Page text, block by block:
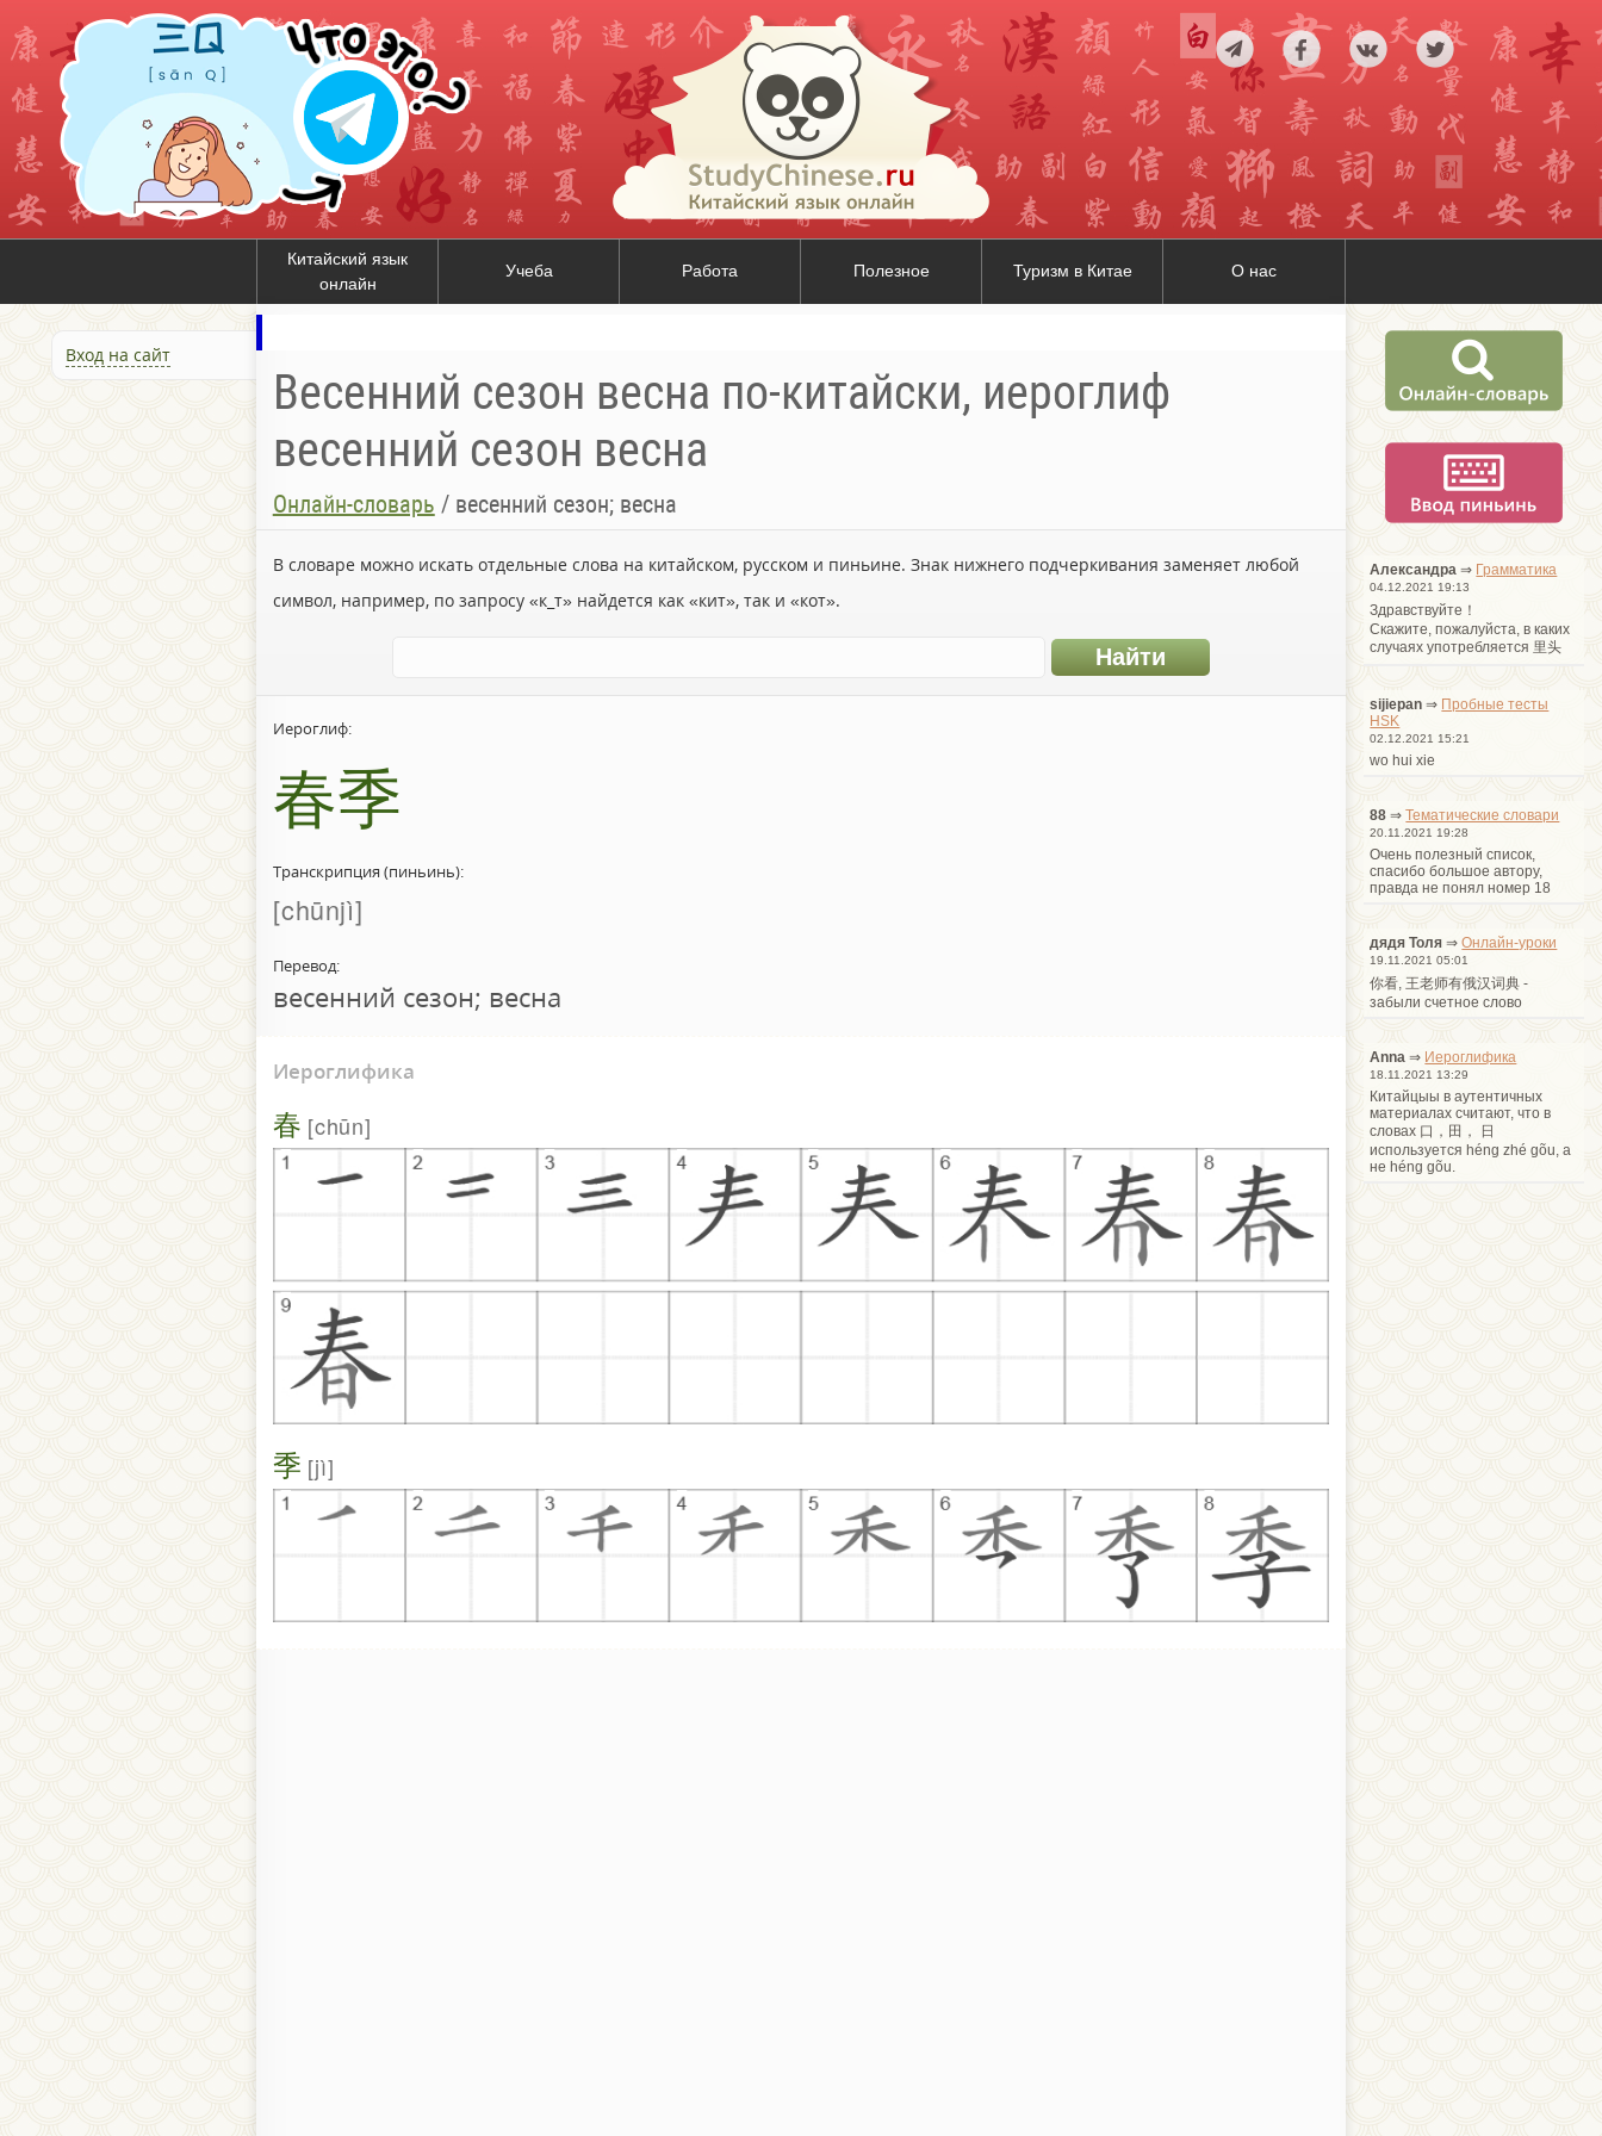
Китайский язык
онлайн
Учеба Работа Полезное Туризм в Китае О нас
Вход на сайт
Весенний сезон весна по-китайски, иероглиф
весенний сезон весна
Онлайн-словарь / весенний сезон; весна
В словаре можно искать отдельные слова на китайском, русском и пиньине. Знак нижнего подчеркивания заменяет любой
символ, например, по запросу «к_т» найдется как «кит», так и «кот».
Иероглиф:
春季
Транскрипция (пиньинь):
chūnjì
Перевод:
весенний сезон; весна
Иероглифика
春 chūn
季 jì
Александра ⇒ Грамматика
04.12.2021 19:13
Здравствуйте！
Cкажите, пожалуйста, в каких
случаях употребляется 里头
sijiepan ⇒ Пробные тесты
HSK
02.12.2021 15:21
wo hui xie
88 ⇒Тематические словари
20.11.2021 19:28
Очень полезный список,
спасибо большое автору,
правда не понял номер 18
дядя Толя ⇒Онлайн-уроки
19.11.2021 05:01
你看, 王老师有俄汉词典 -
забыли счетное слово
Anna ⇒ Иероглифика
18.11.2021 13:29
Китайцыы в аутентичных
материалах считают, что в
словах 口，田， 日
используется héng zhé gõu, а
не héng gõu.